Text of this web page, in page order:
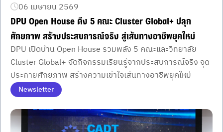
06 เมษายน 2569
DPU Open House ดึง 5 คณะ Cluster Global+ ปลุก
ศักยภาพ สร้างประสบการณ์จริง สู่เส้นทางอาชีพยุคใหม่
DPU เปิดบ้าน Open House รวมพลัง 5 คณะและวิทยาลัย
Cluster Global+ จัดกิจกรรมเรียนรู้จากประสบการณ์จริง จุด
ประกายศักยภาพ สร้างความเข้าใจเส้นทางอาชีพยุคใหม่
Newsletter